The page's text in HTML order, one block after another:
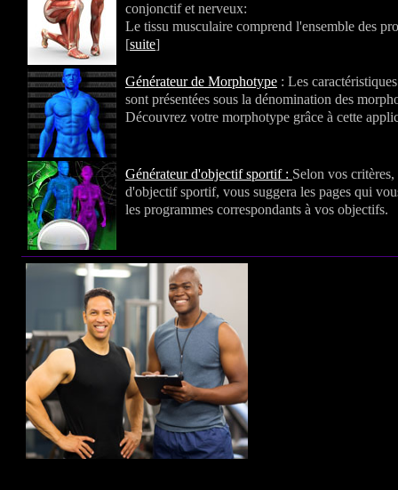
conjonctif et nerveux:
Le tissu musculaire comprend l'ensemble des
[suite]
Générateur de Morphotype : Les
sont présentées sous la dénomination des
Découvrez votre morphotype grâce à cette
Générateur d'objectif sportif : Selon vos
d'objectif sportif, vous suggera les pages qui
les programmes correspondants à vos objectifs.